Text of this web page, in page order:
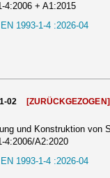
4:2006 + A1:2015
1993-1-4 :2026-04
02 [ZURÜCKGEZOGEN]
und Konstruktion von
4:2006/A2:2020
1993-1-4 :2026-04